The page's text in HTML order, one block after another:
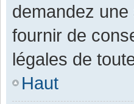
demandez
fournir de
légales de
Haut